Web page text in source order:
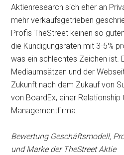
Aktienresearch sich eher an
mehr verkaufsgetrieben
Profis TheStreet keinen so
die Kündigungsraten mit 3-5%
was ein schlechtes Zeichen ist.
Mediaumsätzen und der
Zukunft nach dem Zukauf von
von BoardEx, einer Relationship
Managementfirma.
Bewertung Geschäftsmodell,
und Marke der TheStreet Aktie